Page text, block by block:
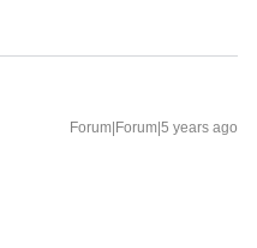
Forum|Forum|5 years ago